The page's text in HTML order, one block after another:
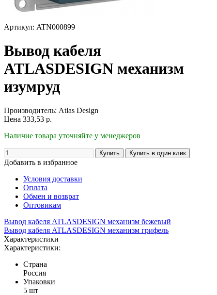
Артикул: ATN000899
Вывод кабеля
ATLASDESIGN механизм
изумруд
Производитель: Atlas Design
Цена 333,53 р.
Наличие товара уточняйте у менеджеров
Добавить в избранное
Условия доставки
Оплата
Обмен и возврат
Оптовикам
Вывод кабеля ATLASDESIGN механизм бежевый
Вывод кабеля ATLASDESIGN механизм грифель
Характеристики
Характеристики:
Страна
Россия
Упаковки
5 шт